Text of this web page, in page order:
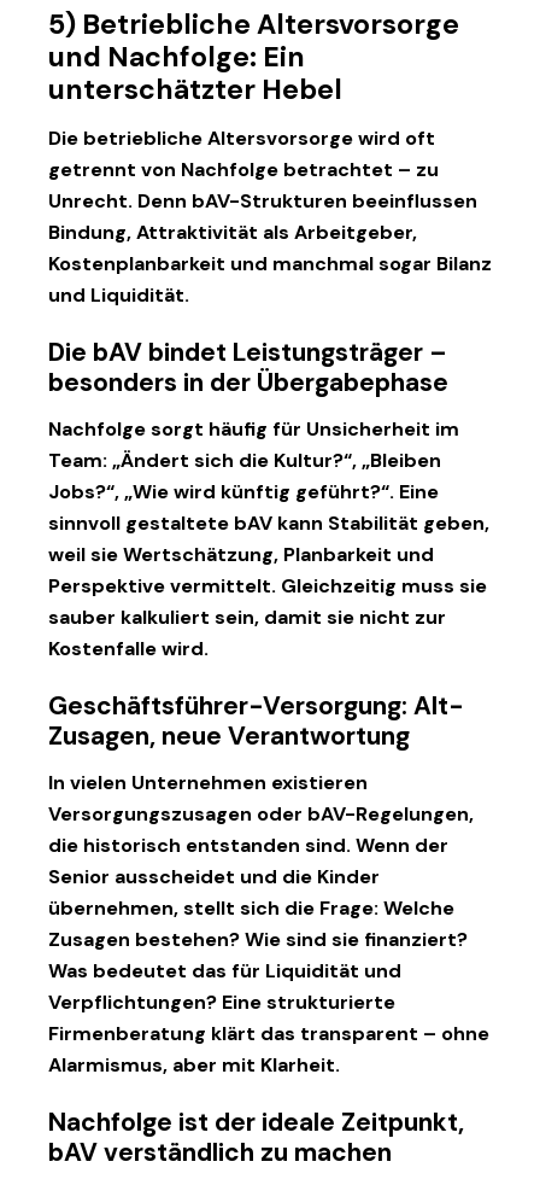
5) Betriebliche Altersvorsorge
und Nachfolge: Ein
unterschätzter Hebel
Die betriebliche Altersvorsorgewird oft
getrennt von Nachfolge betrachtet – zu
Unrecht. Denn bAV-Strukturen beeinflussen
Bindung, Attraktivität als Arbeitgeber,
Kostenplanbarkeit und manchmal sogar Bilanz
und Liquidität.
Die bAV bindet Leistungsträger –
besonders in der Übergabephase
Nachfolge sorgt häufig für Unsicherheit im
Team: „Ändert sich die Kultur?“, „Bleiben
Jobs?“, „Wie wird künftig geführt?“. Eine
sinnvoll gestaltete bAV kann Stabilität geben,
weil sie Wertschätzung, Planbarkeit und
Perspektive vermittelt. Gleichzeitig muss sie
sauber kalkuliert sein, damit sie nicht zur
Kostenfalle wird.
Geschäftsführer-Versorgung: Alt-
Zusagen, neue Verantwortung
In vielen Unternehmen existieren
Versorgungszusagen oder bAV-Regelungen,
die historisch entstanden sind. Wenn der
Senior ausscheidet und die Kinder
übernehmen, stellt sich die Frage: Welche
Zusagen bestehen? Wie sind sie finanziert?
Was bedeutet das für Liquidität und
Verpflichtungen? Eine strukturierte
Firmenberatung klärt das transparent – ohne
Alarmismus, aber mit Klarheit.
Nachfolge ist der ideale Zeitpunkt,
bAV verständlich zu machen